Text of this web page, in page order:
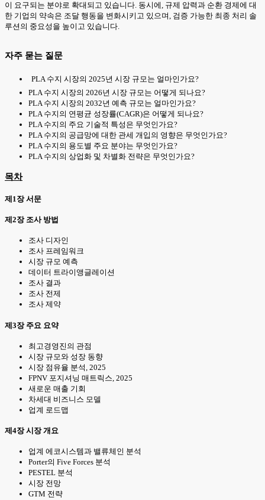
이 요구되는 분야로 확대되고 있습니다. 동시에, 규제 압력과 순환 경제에 대
한 기업의 약속은 조달 행동을 변화시키고 있으며, 검증 가능한 최종 처리 솔
루션의 중요성을 높이고 있습니다.
자주 묻는 질문
PLA 수지 시장의 2025년 시장 규모는 얼마인가요?
PLA 수지 시장의 2026년 시장 규모는 어떻게 되나요?
PLA 수지 시장의 2032년 예측 규모는 얼마인가요?
PLA 수지의 연평균 성장률(CAGR)은 어떻게 되나요?
PLA 수지의 주요 기술적 특성은 무엇인가요?
PLA 수지의 공급망에 대한 관세 개입의 영향은 무엇인가요?
PLA 수지의 용도별 주요 분야는 무엇인가요?
PLA 수지의 상업화 및 차별화 전략은 무엇인가요?
목차
제1장 서문
제2장 조사 방법
조사 디자인
조사 프레임워크
시장 규모 예측
데이터 트라이앵글레이션
조사 결과
조사 전제
조사 제약
제3장 주요 요약
최고경영진의 관점
시장 규모와 성장 동향
시장 점유율 분석, 2025
FPNV 포지셔닝 매트릭스, 2025
새로운 매출 기회
차세대 비즈니스 모델
업계 로드맵
제4장 시장 개요
업계 에코시스템과 밸류체인 분석
Porter의 Five Forces 분석
PESTEL 분석
시장 전망
GTM 전략